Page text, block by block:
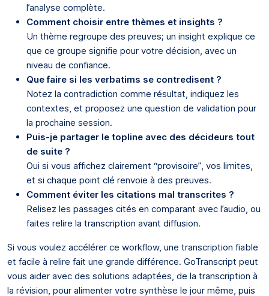
l’analyse complète.
Comment choisir entre thèmes et insights ?
Un thème regroupe des preuves; un insight explique ce
que ce groupe signifie pour votre décision, avec un
niveau de confiance.
Que faire si les verbatims se contredisent ?
Notez la contradiction comme résultat, indiquez les
contextes, et proposez une question de validation pour
la prochaine session.
Puis-je partager le topline avec des décideurs tout
de suite ?
Oui si vous affichez clairement “provisoire”, vos limites,
et si chaque point clé renvoie à des preuves.
Comment éviter les citations mal transcrites ?
Relisez les passages cités en comparant avec l’audio, ou
faites relire la transcription avant diffusion.
Si vous voulez accélérer ce workflow, une transcription fiable
et facile à relire fait une grande différence. GoTranscript peut
vous aider avec des solutions adaptées, de la transcription à
la révision, pour alimenter votre synthèse le jour même, puis